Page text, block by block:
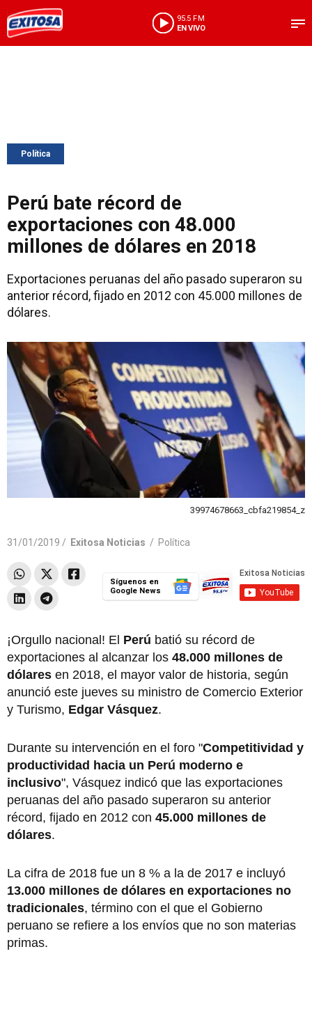
95.5 FM
EN VIVO
Política
Perú bate récord de
exportaciones con 48.000
millones de dólares en 2018
Exportaciones peruanas del año pasado superaron su
anterior récord, fijado en 2012 con 45.000 millones de
dólares.
39974678663_cbfa219854_z
31/01/2019 / Exitosa Noticias / Política
Síguenos en
Google News
¡Orgullo nacional! El Perú batió su récord de
exportaciones al alcanzar los 48.000 millones de
dólares en 2018, el mayor valor de historia, según
anunció este jueves su ministro de Comercio Exterior
y Turismo, Edgar Vásquez.
Durante su intervención en el foro "Competitividad y
productividad hacia un Perú moderno e
inclusivo", Vásquez indicó que las exportaciones
peruanas del año pasado superaron su anterior
récord, fijado en 2012 con 45.000 millones de
dólares.
La cifra de 2018 fue un 8 % a la de 2017 e incluyó
13.000 millones de dólares en exportaciones no
tradicionales, término con el que el Gobierno
peruano se refiere a los envíos que no son materias
primas.